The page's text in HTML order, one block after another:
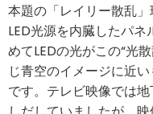
本題の「レイリー散乱」
LED光源を内臓したパネ
めてLEDの光がこの“光
じ青空のイメージに近
です。テレビ映像では